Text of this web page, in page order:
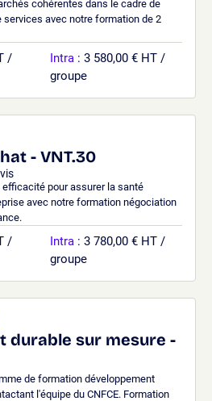
cohérentes dans le cadre de
services avec notre formation de 2
/
Intra : 3 580,00 € HT /
groupe
- VNT.30
pour assurer la santé
avec notre formation négociation
/
Intra : 3 780,00 € HT /
groupe
durable sur mesure -
de formation développement
l'équipe du CNFCE. Formation